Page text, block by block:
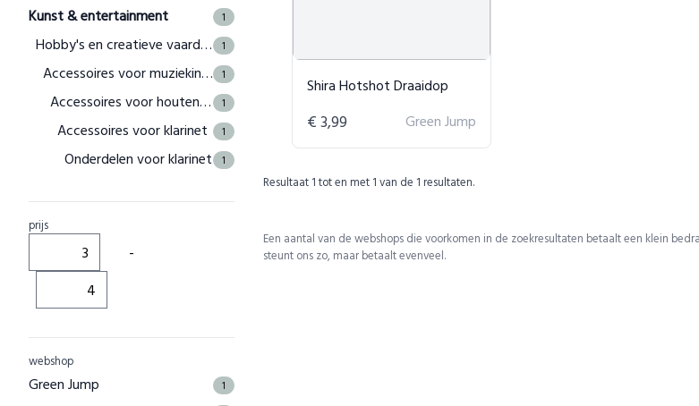
Kunst & entertainment 1
Hobby's en creatieve vaardigheden 1
Accessoires voor muziekinstrumenten 1
Accessoires voor houten blaasinstrumenten 1
Accessoires voor klarinet 1
Onderdelen voor klarinet 1
prijs
-
webshop
Green Jump 1
Shira Hotshot Draaidop
€ 3,99 Green Jump
Resultaat 1tot en met 1 van de 1 resultaten.
Een aantal van de webshops die voorkomen in de zoekresultaten betaalt een klein
steunt ons zo, maar betaalt evenveel.